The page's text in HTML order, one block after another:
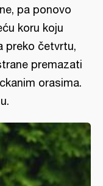
pa ponovo
koru koju
preko četvrtu,
premazati
orasima.